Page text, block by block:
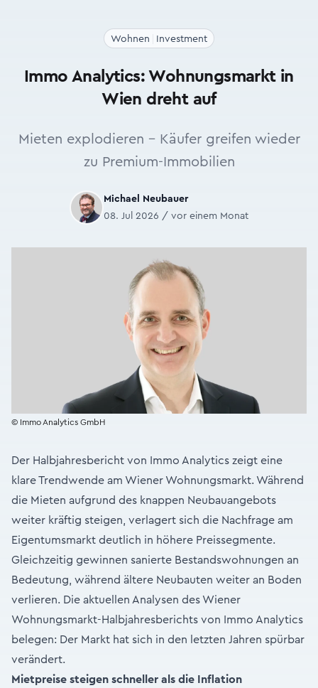
Wohnen Investment
Immo Analytics: Wohnungsmarkt in
Wien dreht auf
Mieten explodieren – Käufer greifen wieder
zu Premium-Immobilien
Michael Neubauer
08. Jul 2026 / vor einem Monat
© Immo Analytics GmbH
Der Halbjahresbericht von Immo Analytics zeigt eine
klare Trendwende am Wiener Wohnungsmarkt. Während
die Mieten aufgrund des knappen Neubauangebots
weiter kräftig steigen, verlagert sich die Nachfrage am
Eigentumsmarkt deutlich in höhere Preissegmente.
Gleichzeitig gewinnen sanierte Bestandswohnungen an
Bedeutung, während ältere Neubauten weiter an Boden
verlieren. Die aktuellen Analysen des Wiener
Wohnungsmarkt-Halbjahresberichts von Immo Analytics
belegen: Der Markt hat sich in den letzten Jahren spürbar
verändert.
Mietpreise steigen schneller als die Inflation